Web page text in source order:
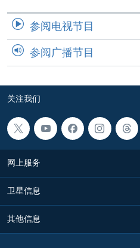
参阅电视节目
参阅广播节目
关注我们
网上服务
卫星信息
其他信息